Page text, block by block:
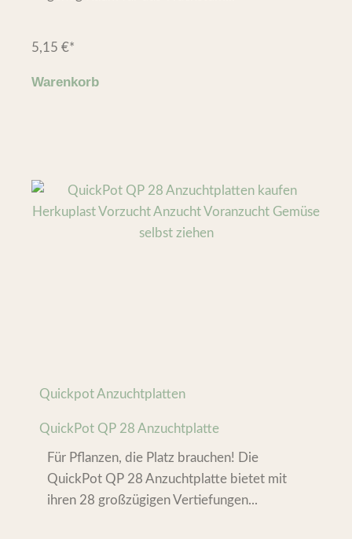
5,15 €*
Warenkorb
Quickpot Anzuchtplatten
QuickPot QP 28 Anzuchtplatte
Für Pflanzen, die Platz brauchen! Die
QuickPot QP 28 Anzuchtplatte bietet mit
ihren 28 großzügigen Vertiefungen...